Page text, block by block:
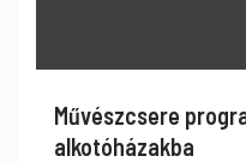
Művészcsere
alkotóházakba